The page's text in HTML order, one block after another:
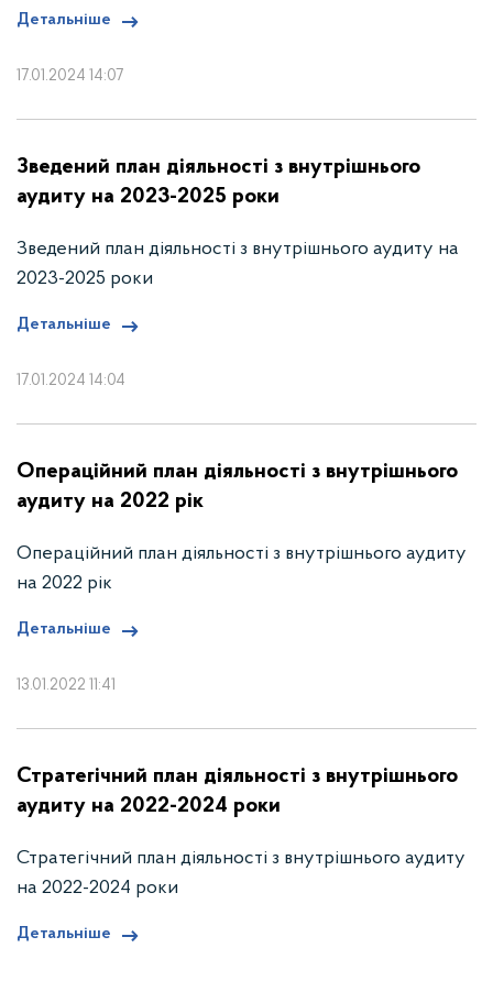
17.01.2024 14:07
Детальніше
17.01.2024 14:04
Зведений план діяльності з внутрішнього
аудиту на 2023-2025 роки
Зведений план діяльності з внутрішнього аудиту на
2023-2025 роки
Детальніше
13.01.2022 11:41
Операційний план діяльності з внутрішнього
аудиту на 2022 рік
Операційний план діяльності з внутрішнього аудиту
на 2022 рік
Детальніше
Стратегічний план діяльності з внутрішнього
аудиту на 2022-2024 роки
Стратегічний план діяльності з внутрішнього аудиту
на 2022-2024 роки
Детальніше